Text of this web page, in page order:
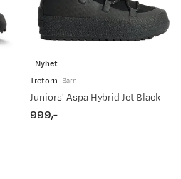
Nyhet
Tretorn Barn
Juniors' Aspa Hybrid Jet Black
price
999,-